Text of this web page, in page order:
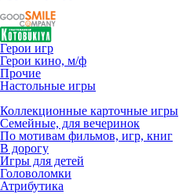
Герои игр
Герои кино, м/ф
Прочие
Настольные игры
Коллекционные карточные игры
Семейные, для вечеринок
По мотивам фильмов, игр, книг
В дорогу
Игры для детей
Головоломки
Атрибутика